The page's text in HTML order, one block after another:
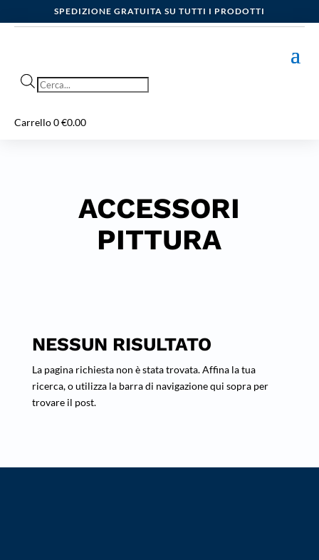
SPEDIZIONE GRATUITA SU TUTTI I PRODOTTI
Products
Carrello0€0.00
ACCESSORI
PITTURA
NESSUN RISULTATO
La pagina richiesta non è stata trovata. Affina la tua
ricerca, o utilizza la barra di navigazione qui sopra per
trovare il post.